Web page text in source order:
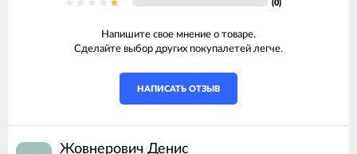
(0)
Напишите свое мнение о товаре.
Сделайте выбор других покупалетей легче.
НАПИСАТЬ ОТЗЫВ
Жовнерович Денис